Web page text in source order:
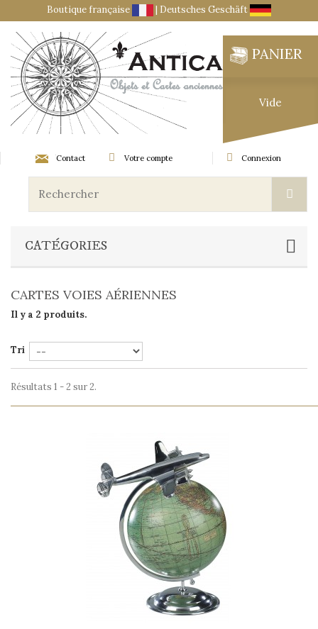
Boutique française | Deutsches Geschäft
PANIER
Vide
Connexion
Votre compte
Contact
CATÉGORIES
CARTES VOIES AÉRIENNES
Il y a 2 produits.
Tri
Résultats 1 - 2 sur 2.